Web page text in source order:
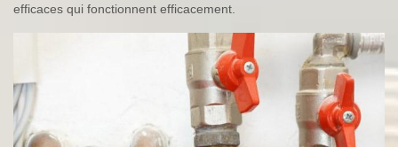
efficaces qui fonctionnent efficacement.